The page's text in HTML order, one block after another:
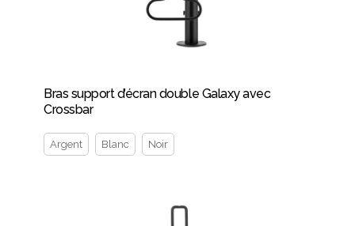
Bras support d’écran double Galaxy avec
Crossbar
Argent Blanc Noir